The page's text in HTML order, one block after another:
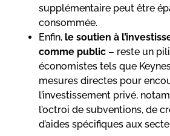
supplémentaire peut être
consommée.
Enfin, le soutien à
comme public – reste un
économistes tels que
mesures directes pour
l’investissement privé,
l’octroi de subventions, de
d’aides spécifiques aux